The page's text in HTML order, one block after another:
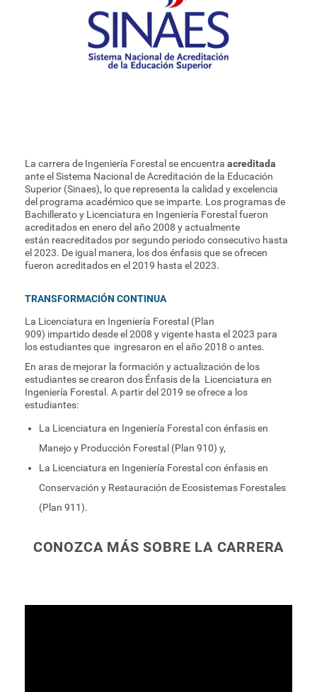
La carrera de Ingeniería Forestal se encuentra acreditada
ante el Sistema Nacional de Acreditación de la Educación
Superior (Sinaes), lo que representa la calidad y excelencia
del programa académico que se imparte. Los programas de
Bachillerato y Licenciatura en Ingeniería Forestal fueron
acreditados en enero del año 2008 y actualmente
están reacreditados por segundo periodo consecutivo hasta
el 2023. De igual manera, los dos énfasis que se ofrecen
fueron acreditados en el 2019 hasta el 2023.
TRANSFORMACIÓN CONTINUA
La Licenciatura en Ingeniería Forestal (Plan
909) impartido desde el 2008 y vigente hasta el 2023 para
los estudiantes que ingresaron en el año 2018 o antes.
En aras de mejorar la formación y actualización de los
estudiantes se crearon dos Énfasis de la Licenciatura en
Ingeniería Forestal. A partir del 2019 se ofrece a los
estudiantes:
La Licenciatura en Ingeniería Forestal con énfasis en
Manejo y Producción Forestal (Plan 910) y,
La Licenciatura en Ingeniería Forestal con énfasis en
Conservación y Restauración de Ecosistemas Forestales
(Plan 911).
CONOZCA MÁS SOBRE LA CARRERA